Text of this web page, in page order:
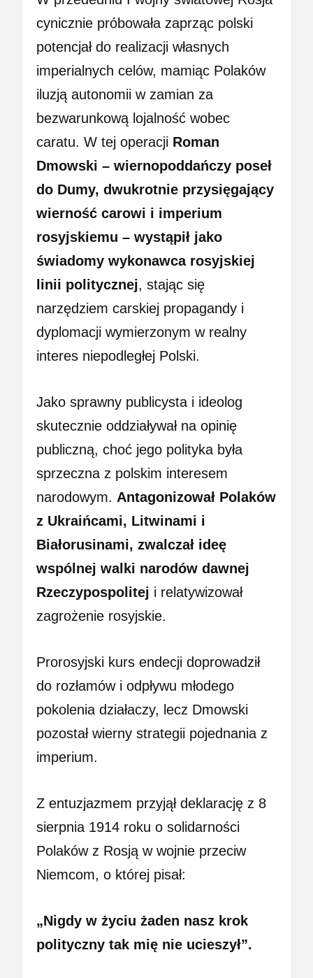
cynicznie próbowała zaprząc polski
potencjał do realizacji własnych
imperialnych celów, mamiąc Polaków
iluzją autonomii w zamian za
bezwarunkową lojalność wobec
caratu. W tej operacji Roman
Dmowski – wiernopoddańczy poseł
do Dumy, dwukrotnie przysięgający
wierność carowi i imperium
rosyjskiemu – wystąpił jako
świadomy wykonawca rosyjskiej
linii politycznej, stając się
narzędziem carskiej propagandy i
dyplomacji wymierzonym w realny
interes niepodległej Polski.
Jako sprawny publicysta i ideolog
skutecznie oddziaływał na opinię
publiczną, choć jego polityka była
sprzeczna z polskim interesem
narodowym. Antagonizował Polaków
z Ukraińcami, Litwinami i
Białorusinami, zwalczał ideę
wspólnej walki narodów dawnej
Rzeczypospolitej i relatywizował
zagrożenie rosyjskie.
Prorosyjski kurs endecji doprowadził
do rozłamów i odpływu młodego
pokolenia działaczy, lecz Dmowski
pozostał wierny strategii pojednania z
imperium.
Z entuzjazmem przyjął deklarację z 8
sierpnia 1914 roku o solidarności
Polaków z Rosją w wojnie przeciw
Niemcom, o której pisał:
„Nigdy w życiu żaden nasz krok
polityczny tak mię nie ucieszył”.